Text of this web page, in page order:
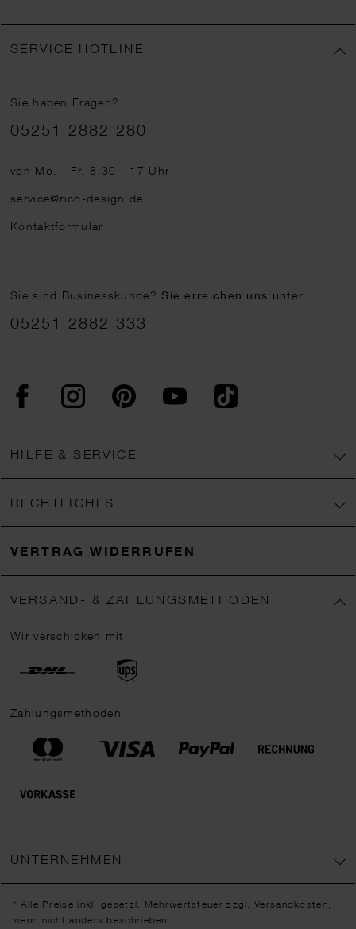
SERVICE HOTLINE
Sie haben Fragen?
Telefonnummer
05251 2882 280
von Mo. - Fr. 8:30 - 17 Uhr
service@rico-design.de
Kontaktformular
Sie sind Businesskunde?Sie erreichen uns unter
05251 2882 333
FacebookInstagram PinterestYouTubeTikTok
HILFE & SERVICE
RECHTLICHES
VERTRAG WIDERRUFEN
VERSAND- & ZAHLUNGSMETHODEN
Wir verschicken mit
Zahlungsmethoden
UNTERNEHMEN
* Alle Preise inkl. gesetzl. Mehrwertsteuer zzgl.Versandkosten,
wenn nicht anders beschrieben.